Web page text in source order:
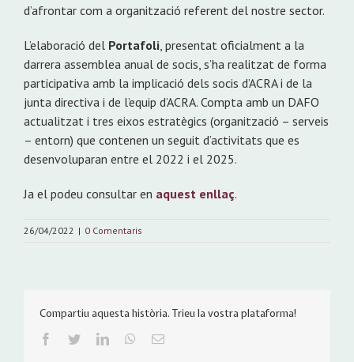
d’afrontar com a organització referent del nostre sector.
L’elaboració del Portafoli, presentat oficialment a la
darrera assemblea anual de socis, s’ha realitzat de forma
participativa amb la implicació dels socis d’ACRA i de la
junta directiva i de l’equip d’ACRA. Compta amb un DAFO
actualitzat i tres eixos estratègics (organització – serveis
– entorn) que contenen un seguit d’activitats que es
desenvoluparan entre el 2022 i el 2025.
Ja el podeu consultar en aquest enllaç.
26/04/2022 | 0 Comentaris
Compartiu aquesta història. Trieu la vostra plataforma!
Facebook
TwitterLinkedInWhatsApp
Email: